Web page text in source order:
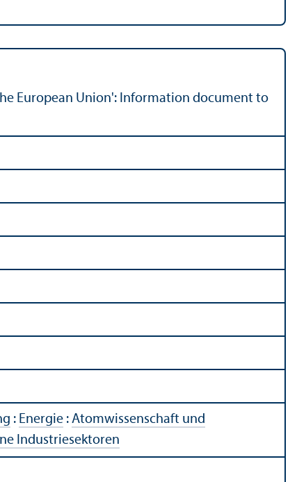
European Union': Information document to
: Energie : Atom­wissenschaft und
Industriesektoren